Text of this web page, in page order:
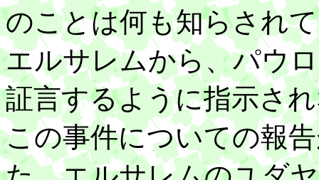
のことは何も知らされ
エルサレムから、パウ
証言するように指示さ
この事件についての報